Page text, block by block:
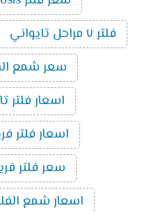
فلتر ٧ مراحل تايواني
سعر شمع الفلتر 7
اسعار فلتر تانك ٧
اسعار فلتر فريش
سعر فلتر فريش 7
اسعار شمع الفلتر 7 مراحل